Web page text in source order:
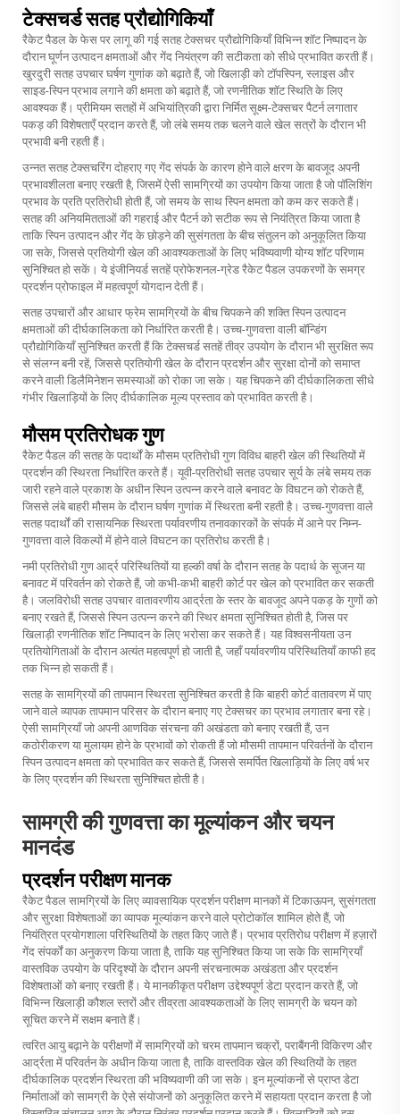
टेक्सचर्ड सतह प्रौद्योगिकियाँ
रैकेट पैडल के फेस पर लागू की गई सतह टेक्सचर प्रौद्योगिकियाँ विभिन्न शॉट निष्पादन के
दौरान घूर्णन उत्पादन क्षमताओं और गेंद नियंत्रण की सटीकता को सीधे प्रभावित करती हैं।
खुरदुरी सतह उपचार घर्षण गुणांक को बढ़ाते हैं, जो खिलाड़ी को टॉपस्पिन, स्लाइस और
साइड-स्पिन प्रभाव लगाने की क्षमता को बढ़ाते हैं, जो रणनीतिक शॉट स्थिति के लिए
आवश्यक हैं। प्रीमियम सतहों में अभियांत्रिकी द्वारा निर्मित सूक्ष्म-टेक्सचर पैटर्न लगातार
पकड़ की विशेषताएँ प्रदान करते हैं, जो लंबे समय तक चलने वाले खेल सत्रों के दौरान भी
प्रभावी बनी रहती हैं।
उन्नत सतह टेक्सचरिंग दोहराए गए गेंद संपर्क के कारण होने वाले क्षरण के बावजूद अपनी
प्रभावशीलता बनाए रखती है, जिसमें ऐसी सामग्रियों का उपयोग किया जाता है जो पॉलिशिंग
प्रभाव के प्रति प्रतिरोधी होती हैं, जो समय के साथ स्पिन क्षमता को कम कर सकते हैं।
सतह की अनियमितताओं की गहराई और पैटर्न को सटीक रूप से नियंत्रित किया जाता है
ताकि स्पिन उत्पादन और गेंद के छोड़ने की सुसंगतता के बीच संतुलन को अनुकूलित किया
जा सके, जिससे प्रतियोगी खेल की आवश्यकताओं के लिए भविष्यवाणी योग्य शॉट परिणाम
सुनिश्चित हो सकें। ये इंजीनियर्ड सतहें प्रोफेशनल-ग्रेड रैकेट पैडल उपकरणों के समग्र
प्रदर्शन प्रोफाइल में महत्वपूर्ण योगदान देती हैं।
सतह उपचारों और आधार फ्रेम सामग्रियों के बीच चिपकने की शक्ति स्पिन उत्पादन
क्षमताओं की दीर्घकालिकता को निर्धारित करती है। उच्च-गुणवत्ता वाली बॉन्डिंग
प्रौद्योगिकियाँ सुनिश्चित करती हैं कि टेक्सचर्ड सतहें तीव्र उपयोग के दौरान भी सुरक्षित रूप
से संलग्न बनी रहें, जिससे प्रतियोगी खेल के दौरान प्रदर्शन और सुरक्षा दोनों को समाप्त
करने वाली डिलैमिनेशन समस्याओं को रोका जा सके। यह चिपकने की दीर्घकालिकता सीधे
गंभीर खिलाड़ियों के लिए दीर्घकालिक मूल्य प्रस्ताव को प्रभावित करती है।
मौसम प्रतिरोधक गुण
रैकेट पैडल की सतह के पदार्थों के मौसम प्रतिरोधी गुण विविध बाहरी खेल की स्थितियों में
प्रदर्शन की स्थिरता निर्धारित करते हैं। यूवी-प्रतिरोधी सतह उपचार सूर्य के लंबे समय तक
जारी रहने वाले प्रकाश के अधीन स्पिन उत्पन्न करने वाले बनावट के विघटन को रोकते हैं,
जिससे लंबे बाहरी मौसम के दौरान घर्षण गुणांक में स्थिरता बनी रहती है। उच्च-गुणवत्ता वाले
सतह पदार्थों की रासायनिक स्थिरता पर्यावरणीय तनावकारकों के संपर्क में आने पर निम्न-
गुणवत्ता वाले विकल्पों में होने वाले विघटन का प्रतिरोध करती है।
नमी प्रतिरोधी गुण आर्द्र परिस्थितियों या हल्की वर्षा के दौरान सतह के पदार्थ के सूजन या
बनावट में परिवर्तन को रोकते हैं, जो कभी-कभी बाहरी कोर्ट पर खेल को प्रभावित कर सकती
है। जलविरोधी सतह उपचार वातावरणीय आर्द्रता के स्तर के बावजूद अपने पकड़ के गुणों को
बनाए रखते हैं, जिससे स्पिन उत्पन्न करने की स्थिर क्षमता सुनिश्चित होती है, जिस पर
खिलाड़ी रणनीतिक शॉट निष्पादन के लिए भरोसा कर सकते हैं। यह विश्वसनीयता उन
प्रतियोगिताओं के दौरान अत्यंत महत्वपूर्ण हो जाती है, जहाँ पर्यावरणीय परिस्थितियाँ काफी हद
तक भिन्न हो सकती हैं।
सतह के सामग्रियों की तापमान स्थिरता सुनिश्चित करती है कि बाहरी कोर्ट वातावरण में पाए
जाने वाले व्यापक तापमान परिसर के दौरान बनाए गए टेक्सचर का प्रभाव लगातार बना रहे।
ऐसी सामग्रियाँ जो अपनी आणविक संरचना की अखंडता को बनाए रखती हैं, उन
कठोरीकरण या मुलायम होने के प्रभावों को रोकती हैं जो मौसमी तापमान परिवर्तनों के दौरान
स्पिन उत्पादन क्षमता को प्रभावित कर सकते हैं, जिससे समर्पित खिलाड़ियों के लिए वर्ष भर
के लिए प्रदर्शन की स्थिरता सुनिश्चित होती है।
सामग्री की गुणवत्ता का मूल्यांकन और चयन
मानदंड
प्रदर्शन परीक्षण मानक
रैकेट पैडल सामग्रियों के लिए व्यावसायिक प्रदर्शन परीक्षण मानकों में टिकाऊपन, सुसंगतता
और सुरक्षा विशेषताओं का व्यापक मूल्यांकन करने वाले प्रोटोकॉल शामिल होते हैं, जो
नियंत्रित प्रयोगशाला परिस्थितियों के तहत किए जाते हैं। प्रभाव प्रतिरोध परीक्षण में हज़ारों
गेंद संपर्कों का अनुकरण किया जाता है, ताकि यह सुनिश्चित किया जा सके कि सामग्रियाँ
वास्तविक उपयोग के परिदृश्यों के दौरान अपनी संरचनात्मक अखंडता और प्रदर्शन
विशेषताओं को बनाए रखती हैं। ये मानकीकृत परीक्षण उद्देश्यपूर्ण डेटा प्रदान करते हैं, जो
विभिन्न खिलाड़ी कौशल स्तरों और तीव्रता आवश्यकताओं के लिए सामग्री के चयन को
सूचित करने में सक्षम बनाते हैं।
त्वरित आयु बढ़ाने के परीक्षणों में सामग्रियों को चरम तापमान चक्रों, पराबैंगनी विकिरण और
आर्द्रता में परिवर्तन के अधीन किया जाता है, ताकि वास्तविक खेल की स्थितियों के तहत
दीर्घकालिक प्रदर्शन स्थिरता की भविष्यवाणी की जा सके। इन मूल्यांकनों से प्राप्त डेटा
निर्माताओं को सामग्री के ऐसे संयोजनों को अनुकूलित करने में सहायता प्रदान करता है जो